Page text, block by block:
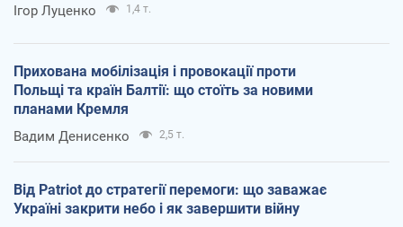
Ігор Луценко 1,4 т.
Прихована мобілізація і провокації проти
Польщі та країн Балтії: що стоїть за новими
планами Кремля
Вадим Денисенко 2,5 т.
Від Patriot до стратегії перемоги: що заважає
Україні закрити небо і як завершити війну